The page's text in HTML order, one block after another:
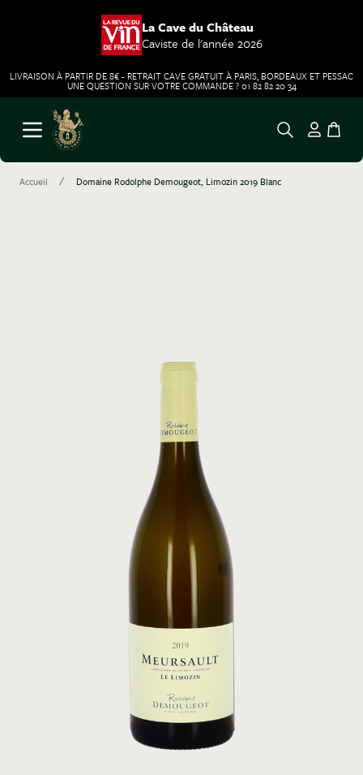
La Cave du Château
Caviste de l'année 2026
LIVRAISON À PARTIR DE 8€ - RETRAIT CAVE GRATUIT À PARIS, BORDEAUX ET PESSAC
UNE QUESTION SUR VOTRE COMMANDE ? 01 82 82 20 34
Aller au contenu
Ouvrir le menu
Accueil / Domaine Rodolphe Demougeot, Limozin 2019 Blanc